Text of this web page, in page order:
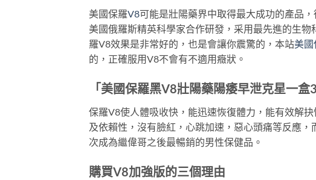
美國保羅V8可能是壯陽藥界中取得最大成功的產品
美國俄羅斯精英科學家合作研發，采用最先進的生
羅V8效果是非常好的，也是會讓你震驚的，本站美
的，正確服用V8不會有不適用癥狀。
「美國保羅黑V8壯陽藥陽痿早泄克星一盒
保羅V8使人體吸收快，能迅速恢復體力，能有效解
及依賴性，沒有臉紅，心跳加速，惡心頭痛等反應
次成為繼偉哥之後最暢銷的男性保健品。
購買V8加強版的三個理由